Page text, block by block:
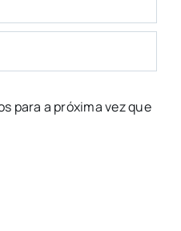
para a próxima vez que